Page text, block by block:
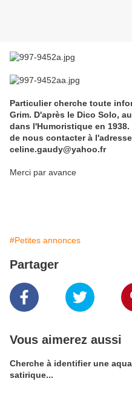
Particulier cherche toute
Grim. D'après le Dico Solo,
dans l'Humoristique en
de nous contacter à
celine.gaudy@yahoo.fr
Merci par avance
#Petites annonces
Partager
Vous aimerez aussi
Cherche à identifier une
satirique...